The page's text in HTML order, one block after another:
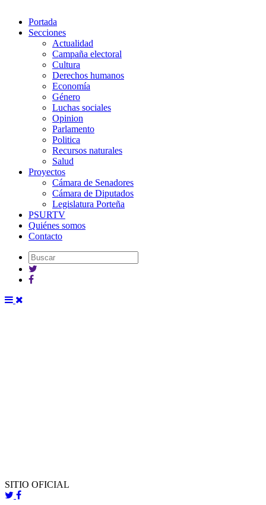
Portada
Secciones
Actualidad
Campaña electoral
Cultura
Derechos humanos
Economía
Género
Luchas sociales
Opinion
Parlamento
Politica
Recursos naturales
Salud
Proyectos
Cámara de Senadores
Cámara de Diputados
Legislatura Porteña
PSURTV
Quiénes somos
Contacto
SITIO OFICIAL